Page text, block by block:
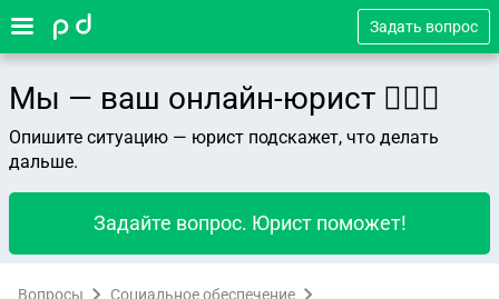
Задать вопрос
Мы — ваш онлайн-юрист 👨🏻‍⚖️
Опишите ситуацию — юрист подскажет, что делать
дальше.
Задайте вопрос. Юрист поможет!
Вопросы Социальное обеспечение